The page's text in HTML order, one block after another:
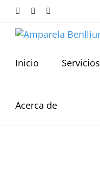
Skip
content
FacebookInstagram
Inicio Servicios
Acerca de